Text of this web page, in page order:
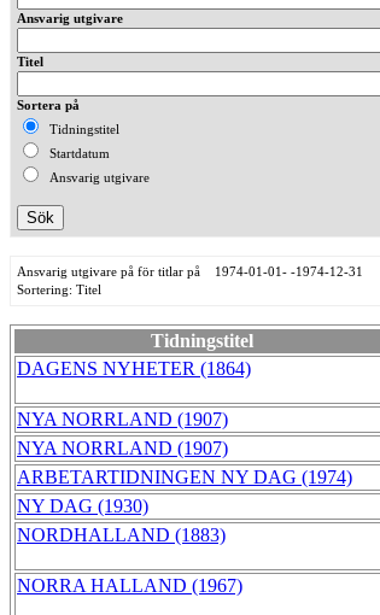
Ansvarig utgivare
Titel
Sortera på
Tidningstitel
Startdatum
Ansvarig utgivare
Ansvarig utgivare på för titlar på 1974-01-01- -1974-12-31
Sortering: Titel
Tidningstitel
DAGENS NYHETER (1864)
NYA NORRLAND (1907)
NYA NORRLAND (1907)
ARBETARTIDNINGEN NY DAG (1974)
NY DAG (1930)
NORDHALLAND (1883)
NORRA HALLAND (1967)